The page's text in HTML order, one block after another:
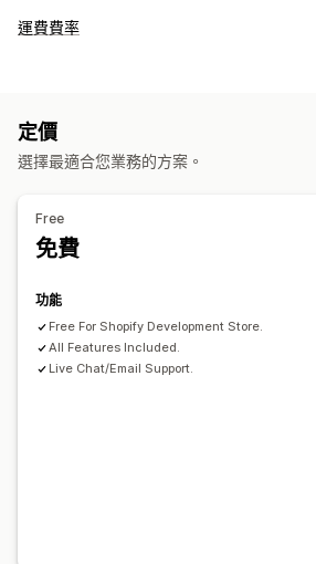
運費費率
定價
選擇最適合您業務的方案。
Free
免費
功能
Free For Shopify Development Store.
All Features Included.
Live Chat/Email Support.